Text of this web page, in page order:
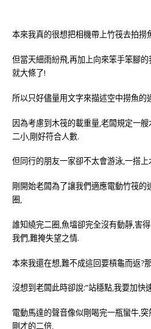
本來我真的很想把相機帶上竹筏去拍撈
但當天細雨紛飛,再加上向來笨手笨腳
就大條了!
所以只好儘量用文字來描述空中撈魚的
因為考慮到木筏的載重量,老闆規定一
二小,剛好符合人數.
但同行的朋友一家卻不太會游泳,一搭
剛開始老闆為了讓我們適應電動竹筏
圈,
誰知繞完二圈,魚塭卻完全沒有動靜,害
我們,難掩失望之情.
本來我還在想,難不成這回要槓龜而返?
沒想到老闆此時卻說:”站穩點,我要加快
電動馬達的聲音像似剛喝完一瓶蠻牛,
剛才的二倍,